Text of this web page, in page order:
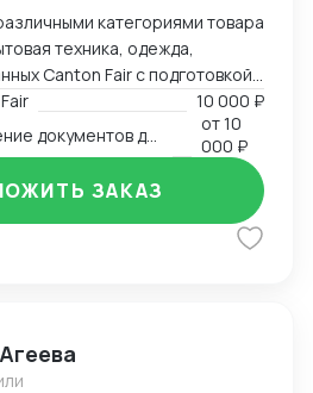
категориями товара
техника, одежда,
Canton Fair с подготовкой,
ассортиментной матрицы.
документов включая
ввоз и оформление.
документов для ТО и
экономики. Контроль
страны и проверка
контроля.
10 000 ₽
от10
000 ₽
ЗАКАЗ